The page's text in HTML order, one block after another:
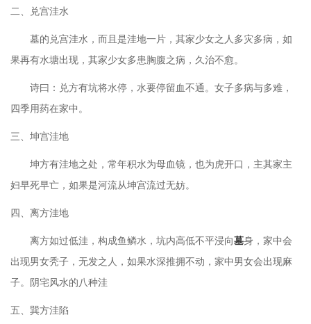
二、兑宫洼水
墓的兑宫洼水，而且是洼地一片，其家少女之人多灾多病，如
果再有水塘出现，其家少女多患胸腹之病，久治不愈。
诗曰：兑方有坑将水停，水要停留血不通。女子多病与多难，
四季用药在家中。
三、坤宫洼地
坤方有洼地之处，常年积水为母血镜，也为虎开口，主其家主
妇早死早亡，如果是河流从坤宫流过无妨。
四、离方洼地
离方如过低洼，构成鱼鳞水，坑内高低不平浸向墓身，家中会
出现男女秃子，无发之人，如果水深推拥不动，家中男女会出现麻
子。阴宅风水的八种洼
五、巽方洼陷